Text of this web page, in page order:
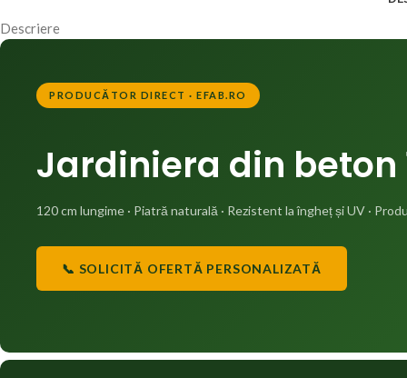
Descriere
PRODUCĂTOR DIRECT · EFAB.RO
Jardiniera din
120 cm lungime · Piatră naturală · Rezistent la îngheț și UV ·
📞 SOLICITĂ OFERTĂ PERSONALIZATĂ